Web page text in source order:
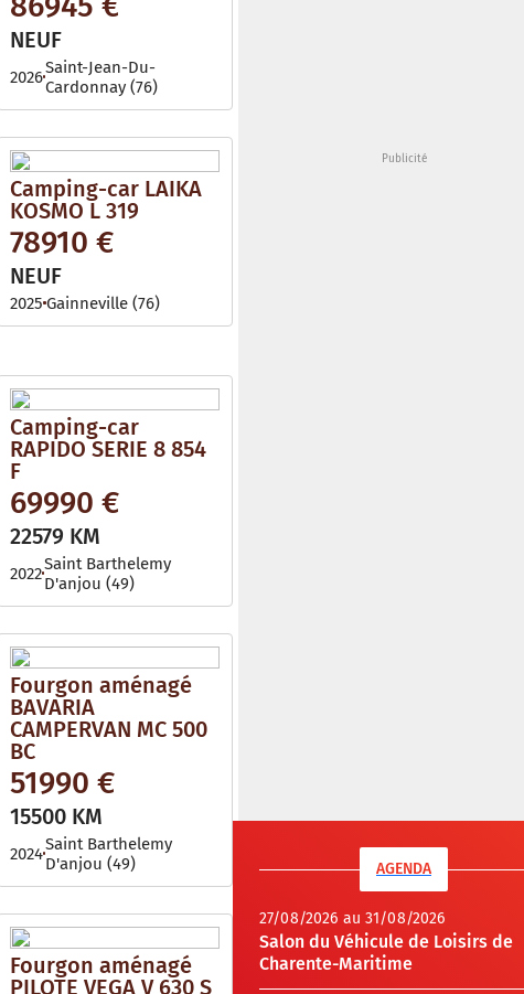
NEUF
2026Saint-Jean-Du-
Cardonnay (76)
Camping-car LAIKA
KOSMO L 319
78910 €
NEUF
2025 Gainneville (76)
Camping-car
RAPIDO SERIE 8 854
F
69990 €
22579 KM
2022Saint Barthelemy
D'anjou (49)
Fourgon aménagé
BAVARIA
CAMPERVAN MC 500
BC
51990 €
15500 KM
2024Saint Barthelemy
D'anjou (49)
Fourgon aménagé
PILOTE VEGA V 630 S
AGENDA
27/08/2026 au 31/08/2026
Salon du Véhicule de Loisirs de
Charente-Maritime